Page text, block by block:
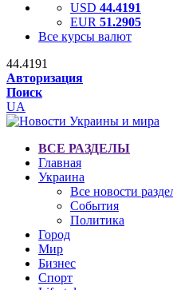
USD 44.4191
EUR 51.2905
Все курсы валют
44.4191
Авторизация
Поиск
UA
ВСЕ РАЗДЕЛЫ
Главная
Украина
Все новости
События
Политика
Город
Мир
Бизнес
Спорт